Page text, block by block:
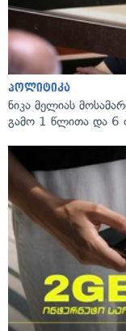
პოლიტიკა
ნიკა მელიას
გამო 1 წლითა და 6